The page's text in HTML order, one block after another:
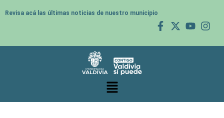
Revisa acá las últimas noticias de nuestro municipio